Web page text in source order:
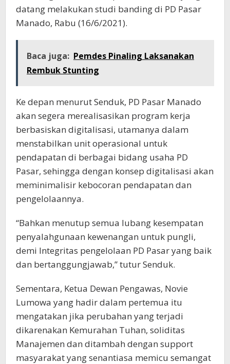
datang melakukan studi banding di PD Pasar
Manado, Rabu (16/6/2021).
Baca juga: Pemdes Pinaling Laksanakan
Rembuk Stunting
Ke depan menurut Senduk, PD Pasar Manado
akan segera merealisasikan program kerja
berbasiskan digitalisasi, utamanya dalam
menstabilkan unit operasional untuk
pendapatan di berbagai bidang usaha PD
Pasar, sehingga dengan konsep digitalisasi akan
meminimalisir kebocoran pendapatan dan
pengelolaannya.
“Bahkan menutup semua lubang kesempatan
penyalahgunaan kewenangan untuk pungli,
demi Integritas pengelolaan PD Pasar yang baik
dan bertanggungjawab,” tutur Senduk.
Sementara, Ketua Dewan Pengawas, Novie
Lumowa yang hadir dalam pertemua itu
mengatakan jika perubahan yang terjadi
dikarenakan Kemurahan Tuhan, soliditas
Manajemen dan ditambah dengan support
masyarakat yang senantiasa memicu semangat